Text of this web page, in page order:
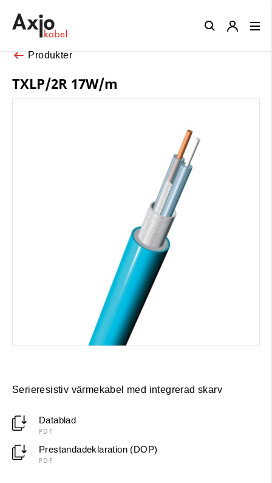
Produkter
TXLP/2R 17W/m
Serieresistiv värmekabel med integrerad skarv
Datablad
PDF
Prestandadeklaration (DOP)
PDF